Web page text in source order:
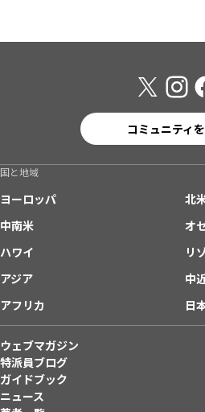
コミュニティ
国と地域
ヨーロッパ
北
中南米
オ
ハワイ
リ
アジア
中
アフリカ
日
ウェブマガジン
特派員ブログ
ガイドブック
ニュース